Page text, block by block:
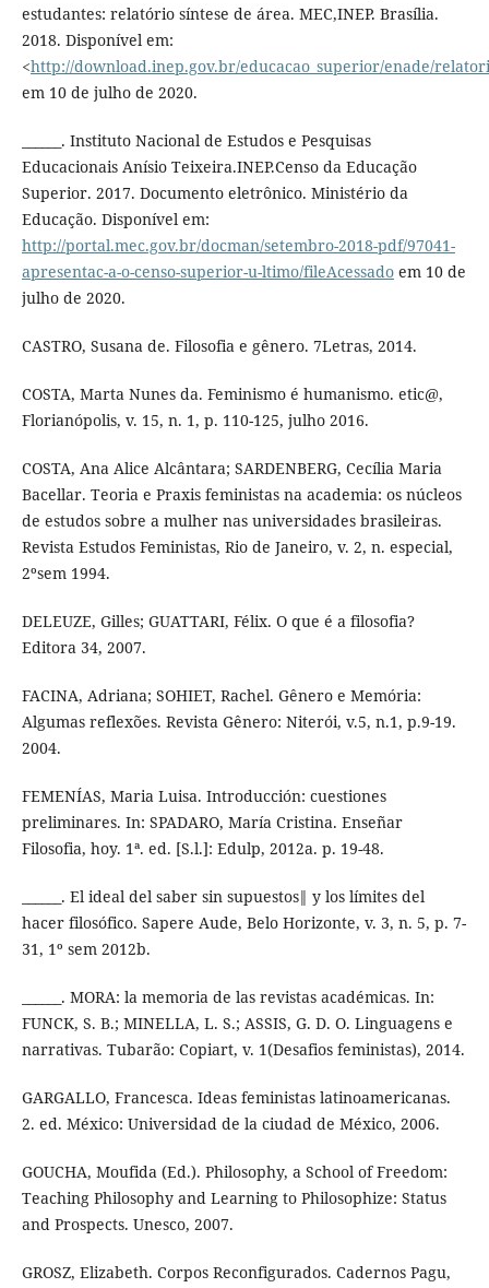
estudantes: relatório síntese de área. MEC,INEP. Brasília.
2018. Disponível em:
<http://download.inep.gov.br/educacao_superior/enade/
em 10 de julho de 2020.
______. Instituto Nacional de Estudos e Pesquisas
Educacionais Anísio Teixeira.INEP.Censo da Educação
Superior. 2017. Documento eletrônico. Ministério da
Educação. Disponível em:
http://portal.mec.gov.br/docman/setembro-2018-pdf/97041-
apresentac-a-o-censo-superior-u-ltimo/fileAcessadoem 10 de
julho de 2020.
CASTRO, Susana de. Filosofia e gênero. 7Letras, 2014.
COSTA, Marta Nunes da. Feminismo é humanismo. etic@,
Florianópolis, v. 15, n. 1, p. 110-125, julho 2016.
COSTA, Ana Alice Alcântara; SARDENBERG, Cecília Maria
Bacellar. Teoria e Praxis feministas na academia: os núcleos
de estudos sobre a mulher nas universidades brasileiras.
Revista Estudos Feministas, Rio de Janeiro, v. 2, n. especial,
2ºsem 1994.
DELEUZE, Gilles; GUATTARI, Félix. O que é a filosofia?
Editora 34, 2007.
FACINA, Adriana; SOHIET, Rachel. Gênero e Memória:
Algumas reflexões. Revista Gênero: Niterói, v.5, n.1, p.9-19.
2004.
FEMENÍAS, Maria Luisa. Introducción: cuestiones
preliminares. In: SPADARO, María Cristina. Enseñar
Filosofia, hoy. 1ª. ed. [S.l.]: Edulp, 2012a. p. 19-48.
______. El ideal del saber sin supuestos‖ y los límites del
hacer filosófico. Sapere Aude, Belo Horizonte, v. 3, n. 5, p. 7-
31, 1º sem 2012b.
______. MORA: la memoria de las revistas académicas. In:
FUNCK, S. B.; MINELLA, L. S.; ASSIS, G. D. O. Linguagens e
narrativas. Tubarão: Copiart, v. 1(Desafios feministas), 2014.
GARGALLO, Francesca. Ideas feministas latinoamericanas.
2. ed. México: Universidad de la ciudad de México, 2006.
GOUCHA, Moufida (Ed.). Philosophy, a School of Freedom:
Teaching Philosophy and Learning to Philosophize: Status
and Prospects. Unesco, 2007.
GROSZ, Elizabeth. Corpos Reconfigurados. Cadernos Pagu,